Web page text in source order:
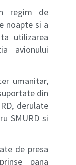
regim de
noapte si a
utilizarea
avionului
umanitar,
din
derulate
SMURD si
de presa
pana